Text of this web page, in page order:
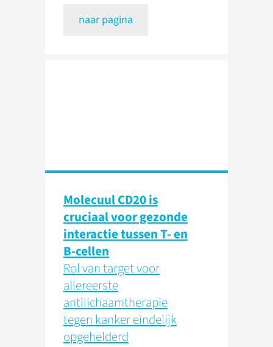
naar pagina
Molecuul CD20 is
cruciaal voor gezonde
interactie tussen T- en
B-cellen
Rol van target voor
allereerste
antilichaamtherapie
tegen kanker eindelijk
opgehelderd